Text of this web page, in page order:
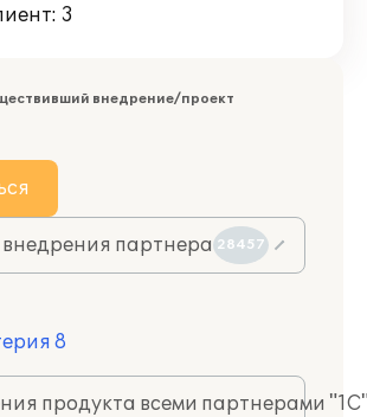
3
внедрение/проект
партнера 28457
8
продукта всеми партнерами